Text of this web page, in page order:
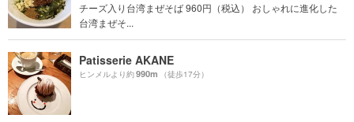
チーズ入り台湾まぜそば 960円（税込） おしゃれに進化した
台湾まぜそ...
Patisserie AKANE
ヒンメルより約990m （徒歩17分）